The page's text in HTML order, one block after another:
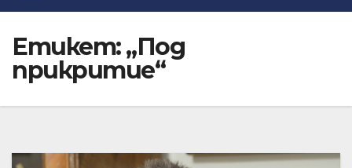
Етикет:„Под
прикритие“